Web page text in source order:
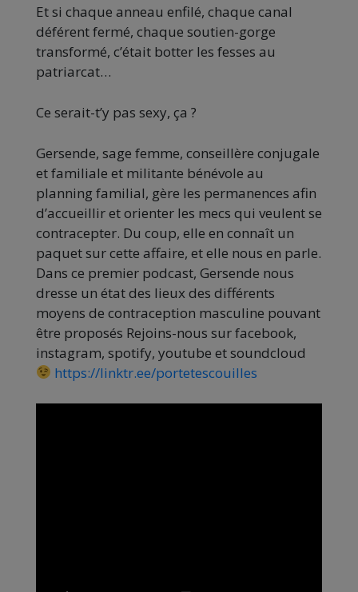
Et si chaque anneau enfilé, chaque canal
déférent fermé, chaque soutien-gorge
transformé, c’était botter les fesses au
patriarcat…
Ce serait-t’y pas sexy, ça ?
Gersende, sage femme, conseillère conjugale
et familiale et militante bénévole au
planning familial, gère les permanences afin
d’accueillir et orienter les mecs qui veulent se
contracepter. Du coup, elle en connaît un
paquet sur cette affaire, et elle nous en parle.
Dans ce premier podcast, Gersende nous
dresse un état des lieux des différents
moyens de contraception masculine pouvant
être proposés Rejoins-nous sur facebook,
instagram, spotify, youtube et soundcloud
https://linktr.ee/portetescouilles